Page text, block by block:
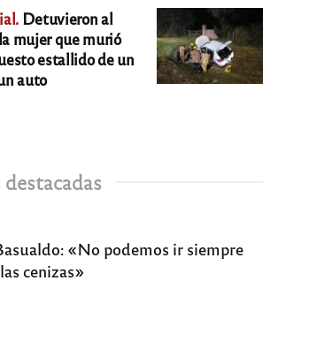
Detuvieron al
mujer que murió
estallido de un
auto
«No podemos ir siempre
cenizas»